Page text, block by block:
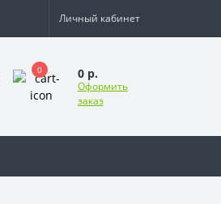
Личный кабинет
0 0 р.
Оформить
заказ